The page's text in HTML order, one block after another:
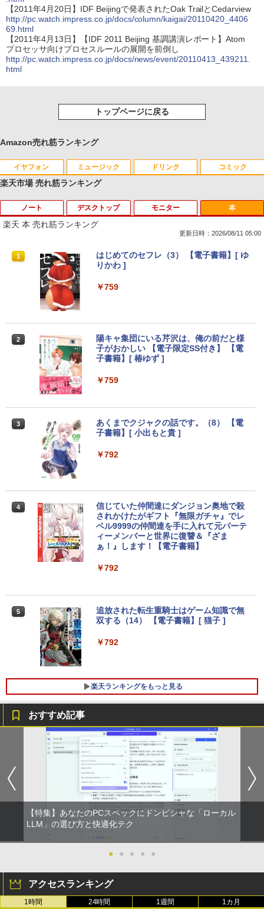
【2011年4月20日】IDF Beijingで発表されたOak TrailとCedarview
http://pc.watch.impress.co.jp/docs/column/kaigai/20110420_4406
69.html
【2011年4月13日】【IDF 2011 Beijing 基調講演レポート】Atom
プロセッサ向けプロセスルールの展開を前倒し
http://pc.watch.impress.co.jp/docs/news/event/20110413_439211.
html
トップページに戻る
Amazon売れ筋ランキング
イヤフォン
Anker Soundcore P40i オフホワイト
￥7,990
Anker Soundcore P31i ピンク
Anker Soundcore Liberty 5 ミッドナイトブ
【2026年アップグレード版】AOKIMI ワイヤ
軽量 ブルートゥースHi-Fi 最大36時間再生 ぶ
学/WEB会議(ホワイト)
￥1,964
Xiaomi シャオミ REDMI Buds 8 Lite ワイヤ
リング ANC 36時間再生
ミュージック
BRUCE WAYNE feat. Flo Milli, ATL Jacob
[Explicit]
BRUCE WAYNE feat. Flo Milli, ATL Jacob
On My Road (Stadium ver.)
￥250
見知らぬ糸
￥250
On My Road (Stadium ver.)
￥250
ドリンク
by Amazon 天然水 ラベルレス 500ml ×24本
富士山の天然水 バナジウム含有 水 ミネラル
ウォーター ペットボトル 静岡県産 500ミリリ
￥1,380
強炭酸水 ペットボトル 500ミリリットル (Sm
【Amazon.co.jp限定】 伊藤園 磨かれて、澄
みきった日本の水 2L 8本 ラベルレス [ ケース
] [ 水 ] [ ペットボトル ] [ 箱買い ] [ ストック
] [ 水分補給 ]
￥998
コミック
薬屋のひとりごと 17巻 (デジタル版ビッグガ
ンガンコミックス)
ONE PIECE モノクロ版 115 (ジャンプコミッ
異世界居酒屋「のぶ」(22) (角川コミックス・
スーパーの裏でヤニ吸うふたり 9巻 (デジタル
HUNTER×HUNTER モノクロ版 39 (ジャンプ
コミックスDIGITAL)
￥572
楽天市場 売れ筋ランキング
ノート
1
MS限定クーポンあり! 【Win11正式対
応】Webカメラ&テンキー付き ノートパ
2GB 新品 SSD 256GB 高性能 第8世代 C
￥29,800
【新品】14インチワイド液晶 フルHD ノ
256GB USB3.0 HDMI WEBカメラ Bluet
ooth 無線LAN Windows11 JIS規格 日本
語配列キーボード ノートPC win11【NC
14J】
3
【新品】【楽天1位！】ノートパソコン
新品第13世代CPU搭載ノートPC Office
付きノートパソコン 初心者向け Window
s11 初期設定済 Webカメラ zoom 日本語
キーボード 14.1型 Intel Celeron メモリ
ジネス 大学生 プレゼント 学生向け
品ホワイト Office搭載 Win11 Pro 初期
tooth Wi-Fi 超軽量 薄型 在宅勤務 テレワ
ーク ・初心者向け ノートPC 白ncs215y
ノートパソコン Office付き 新品 初心者
向け Win11搭載 初期設定済 パソコン Wi
ndows11 Pro ノートPC 15.6 型 高性能
メモリ16GB SSD512GB最大 インテルC
ore 10キー付 Webカメラ zoom 指紋認
証 大容量バッテリー 日本語キーボードフ
ィルム テレワーク 学生向け
￥54,800
デスクトップ
1
地デジ BS TV 視聴 Youtube 動画 23.8 i
n NEC ラビ LAVIE Direct DA570M 整備
SSD512GB ＋ HDD1TB 中古 一体型 WI
￥63,800
【★20％クーポン】MINISFORUM NAB
6 BT5.2 2x2500Mbps LAN有線無線接続
両対応 HDMI×2 /USB-C×2 4K@60Hz 4
画面出力 小型パソコン
￥109,799
-新品- mouse G TUNE DGI5G60JD65D
WHB3 ゲーミングデスクトップ
￥189,800
ズ F77 27型 / Core i7-1260P / メモリ 16
GB / SSD 1TB / Windows 11 / 2024 Offi
ce付き
￥229,800
【★20%OFF】MINISFORUM MS-S1 M
ax ミニPC AMD Ryzen Al Max+ 395 /Ra
deon 8060S /128GB+2TB SSD/ 1 х HD
￥565,999
モニター
1
モバイルモニター HAILESI S123E 12.3
インチ タッチパネル タッチペン対応 モ
3:2比率 100％sRGB広色域 高輝度300nit
￥11,999
【送料無料】TF: DELL デル 超広視野角
イト付 非光沢 ノングレア 液晶ディスプ
レイ 中古液晶モニター 高画質 昇降・回
転可能【3ケ月保証】
￥14,800
JAPANNEXT｜ジャパンネクスト モバイ
ル液晶ディスプレイ(10.5型/IPS/FHD+ 19
20×1280/60Hz/50ms)(シルバー) JN-MD-
IPS105FHDPR
￥14,440
元！】ゲーミングモニター 27インチモニ
ター 液晶ディスプレイ WQHD (2560x14
40) Fast IPS 200Hz 1ms(MPRT) 124%s
eeSync & G-Sync対応高輝度400cd/m²
￥23,731
グスタンド) GigaCrysta KH-GD243UDB
-F ［23.8型 / フルHD(1920×1080) / ワイ
ド / 240Hz］ ブラック
￥26,800
本
楽天 本 売れ筋ランキング
更新日時：2026/08/11 05:00
1
はじめてのセフレ（3） 【電子書籍】[ ゆ
りかわ ]
￥759
2
陽キャ集団にいる芹沢は、俺の前だと様
子がおかしい 【電子限定SS付き】 【電
子書籍】[ 椿ゆず ]
￥759
3
あくまでクジャクの話です。（8） 【電
子書籍】[ 小出もと貴 ]
￥792
4
信じていた仲間達にダンジョン奥地で殺
されかけたがギフト『無限ガチャ』でレ
ベル9999の仲間達を手に入れて元パーテ
ィーメンバーと世界に復讐＆『ざま
ぁ！』します！【電子書籍】
￥792
5
追放された転生重騎士はゲーム知識で無
双する（14） 【電子書籍】[ 猫子 ]
￥792
楽天ランキングをもっと見る
おすすめ記事
【特集】あなたのPCスペックにドンピシャな「ローカル
LLM」の選び方と快適化テク
● ● ● ● ●
アクセスランキング
1時間 24時間 1週間 1カ月